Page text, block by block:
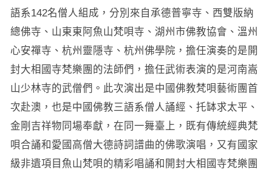
語系142名僧人組成，分別來自承德普寧寺、西雙版納
總佛寺、山東東阿魚山梵唄寺、湖州市佛教協會、溫州
心安禪寺、杭州靈隱寺、杭州佛學院，擔任演奏的是開
封大相國寺梵樂團的法師們，擔任武術表演的是河南嵩
山少林寺的武僧們。此次演出是中國佛教梵唄藝術團首
次赴澳，也是中國佛教三語系僧人誦經、托缽求太平、
金剛吉祥物同場奉獻，在同一舞臺上，既有傳統經典梵
唄合誦和愛國高僧大德詩詞譜曲的佛歌演唱，又有國家
級非遺項目魚山梵唄的精彩唱誦和開封大相國寺梵樂團